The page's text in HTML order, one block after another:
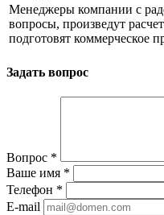
Менеджеры компании с
вопросы, произведут
подготовят коммерческое
Задать вопрос
Вопрос *
Ваше имя *
Телефон *
E-mail